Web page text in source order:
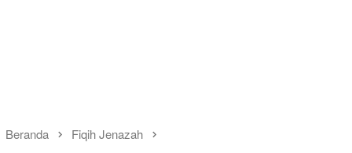
Beranda Fiqih Jenazah